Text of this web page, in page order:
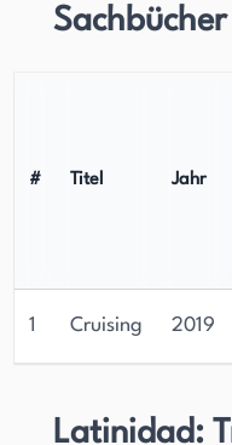
Sachbücher
# Titel Jahr
1 Cruising 2019
Latinidad: